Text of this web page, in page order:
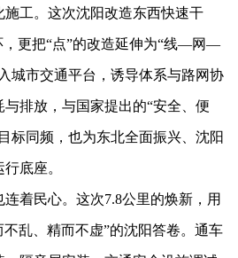
施工。这次沈阳改造东西快速干
，更把“点”的改造延伸为“线—网—
城市交通平台，诱导体系与路网协
排放，与国家提出的“安全、便
标同频，也为东北全面振兴、沈阳
底座。
民心。这次7.8公里的焕新，用
不乱、精而不虚”的沈阳答卷。通车